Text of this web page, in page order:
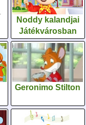
Noddy kalandjai
Játékvárosban
Geronimo Stilton